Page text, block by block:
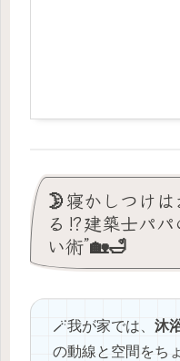
🌛寝かしつけ
る⁉️建築士パパ
い術”🏡🛁
🪄我が家では、 沐
の動線と空間をち